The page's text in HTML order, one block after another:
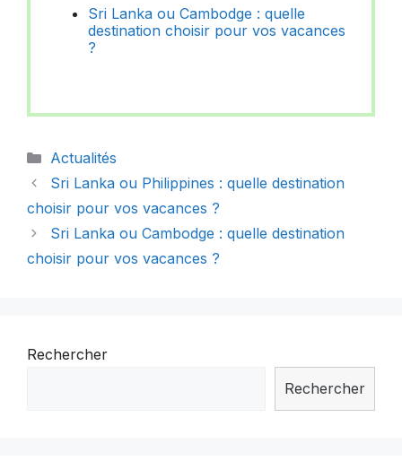
Sri Lanka ou Cambodge : quelle
destination choisir pour vos vacances
?
Catégories
Actualités
Sri Lanka ou Philippines : quelle destination
choisir pour vos vacances ?
Sri Lanka ou Cambodge : quelle destination
choisir pour vos vacances ?
Rechercher
Rechercher